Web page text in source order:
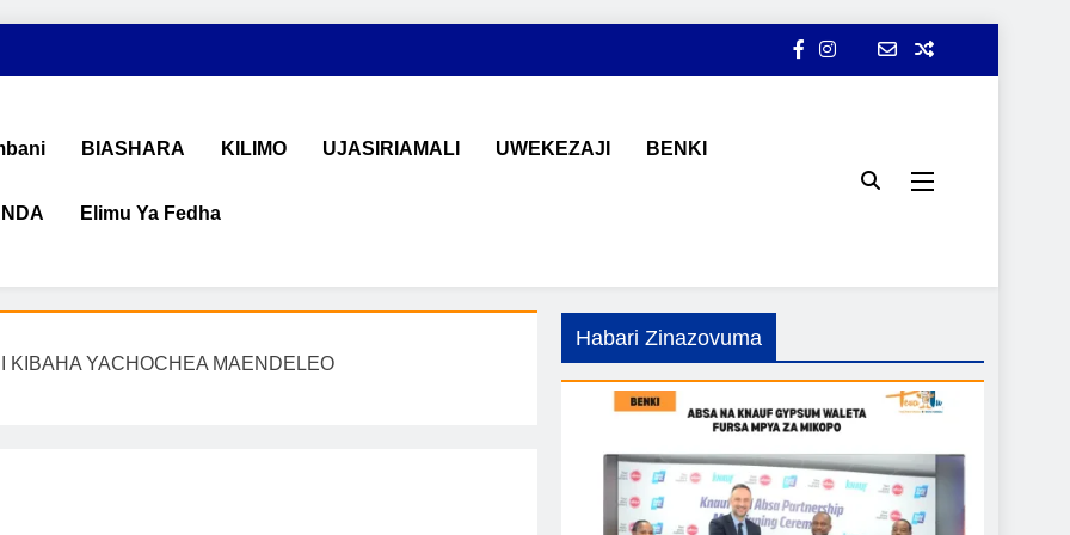
na Uchumi Tanzania
ujasiriamali Tanzania. Pata taarifa mpya za biashara, uwekezaji, ajira, kilimo, mitindo, na burudani kwa Kiswahili, pamoja na
BIASHARA KILIMO UJASIRIAMALI UWEKEZAJI BENKI
Elimu Ya Fedha
KIBAHA YACHOCHEA MAENDELEO
Habari Zinazovuma